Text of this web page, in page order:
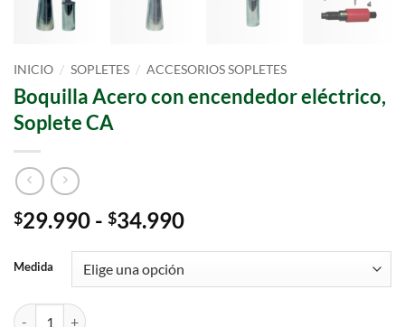
INICIO / SOPLETES / ACCESORIOS SOPLETES
Boquilla Acero con encendedor eléctrico,
Soplete CA
$29.990 - $34.990
Medida